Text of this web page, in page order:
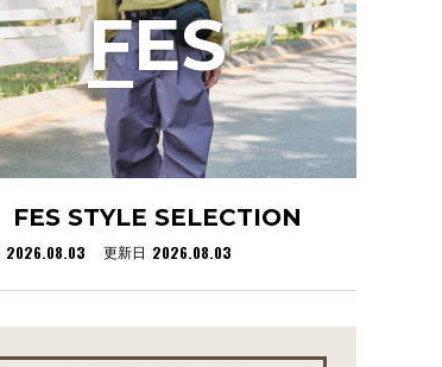
FES STYLE SELECTION
2026.08.03 更新日 2026.08.03
FES